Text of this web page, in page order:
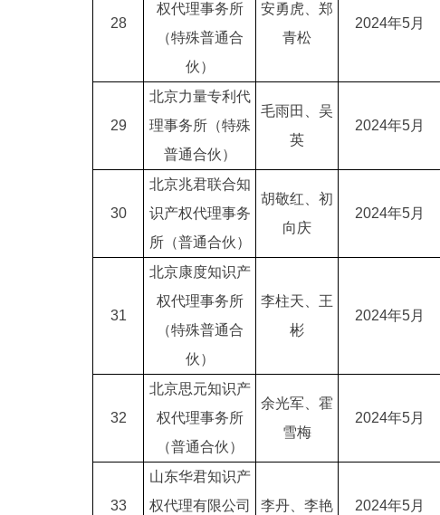
28
权代理事务所
（特殊普通合
伙）
安勇虎、郑
青松
2024年5月
29
北京力量专利代
理事务所（特殊
普通合伙）
毛雨田、吴
英
2024年5月
30
北京兆君联合知
识产权代理事务
所（普通合伙）
胡敬红、初
向庆
2024年5月
31
北京康度知识产
权代理事务所
（特殊普通合
伙）
李柱天、王
彬
2024年5月
32
北京思元知识产
权代理事务所
（普通合伙）
余光军、霍
雪梅
2024年5月
33
山东华君知识产
权代理有限公司
李丹、李艳 2024年5月